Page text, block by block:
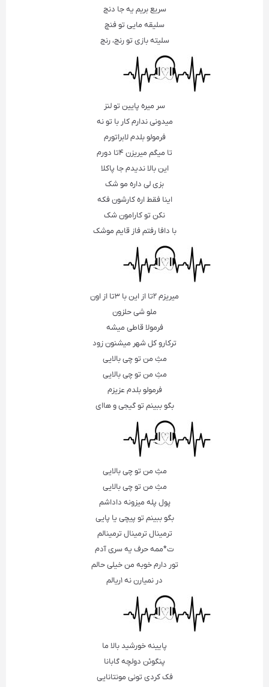
سریع بریم یه جا دنج
سلیقه مایی تو فنچ
سلیته بازی تو رنج، رنج
سر میره پایین تو لنز
میدونی ندارم کار با تو نه
فرمولو بلدم لابراتورم
تا میگم میریزن ۴تا دورم
این بالا ندیدم جا پاکلا
بزی لی داره مو شک
اینا فقط اره کارشون فکه
نکن تو کارامون شک
با دافا رفتم فاز قایم موشک
میریزم ۲تا از این با ۳تا از اون
ملو شی حلزون
فرمولا قاطی میشه
ترکارو کل شهر میشنون زود
مثِ من تو چی بالایی
مثِ من تو چی بالایی
فرمولو بلدم عزیزم
بگو ببینم تو گیجی و هاای
مثِ من تو چی بالایی
مثِ من تو چی بالایی
پول پله میزونه داداشم
بگو ببینم تو پیچی یا پایی
ترمینال ترمینال ترمینالم
ت*ممه حرف یه سری آدم
تور دارم خوبه من خیلی حالم
در نمیارن نه ۱ریالم
پایینه خورشید بالا ما
پنگوئن دولچه گابانا
فک کردی تونی مونتانایی